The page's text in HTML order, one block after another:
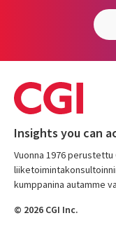
Insights you can
Vuonna 1976 perustettu
kumppanina autamme
© 2026 CGI Inc.